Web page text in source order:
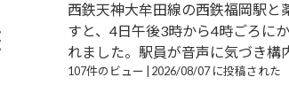
西鉄天神大牟田線の西鉄福岡駅
すと、4日午後3時から4時ごろに
れました。駅員が音声に気づき構
107件のビュー 2026/08/07 に投稿された